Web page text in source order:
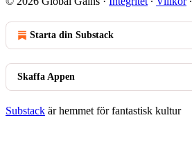
Starta din Substack
Skaffa Appen
Substack är hemmet för fantastisk kultur